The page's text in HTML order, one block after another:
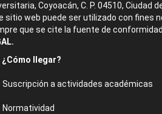
Coyoacán, C. P. 04510, Ciudad
sitio web puede ser utilizado con fines
que se cite la fuente de conformidad
¿Cómo llegar?
Suscripción a actividades académicas
Normatividad